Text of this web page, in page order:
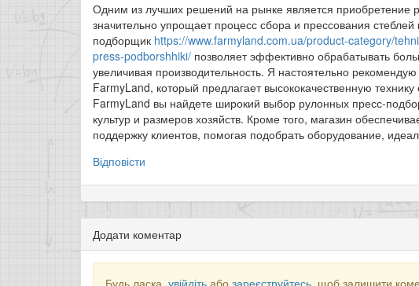
Одним из лучших решений на рынке является приобретение
значительно упрощает процесс сбора и прессования
подборщик https://www.farmyland.com.ua/product-category/
press-podborshhiki/ позволяет эффективно обрабатывать
увеличивая производительность. Я настоятельно
FarmyLand, который предлагает высококачественную
FarmyLand вы найдете широкий выбор рулонных пресс-
культур и размеров хозяйств. Кроме того, магазин
поддержку клиентов, помогая подобрать оборудование,
Відповісти
Додати коментар
Будь ласка, увійдіть або зареєструйтесь , щоб залишити